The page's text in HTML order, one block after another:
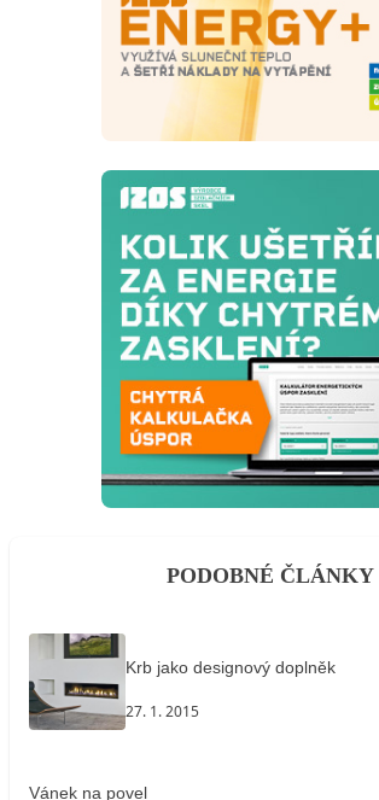
PODOBNÉ ČLÁNKY
Krb jako designový doplněk
27. 1. 2015
Vánek na povel